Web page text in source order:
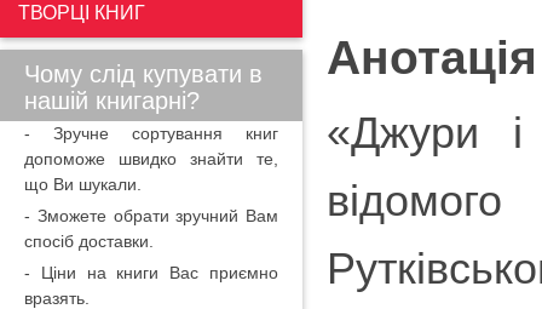
Анотація
«Джури і
ТВОРЦІ КНИГ
Чому слід купувати в
нашій книгарні?
- Зручне сортування книг
допоможе швидко знайти те,
що Ви шукали.
- Зможете обрати зручний Вам
спосіб доставки.
- Ціни на книги Вас приємно
вразять.